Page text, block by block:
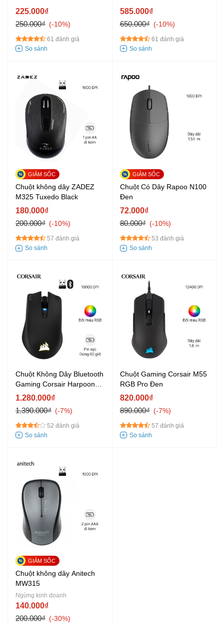
225.000₫
250.000₫
-10%
61 đánh giá
585.000₫
650.000₫
-10%
61 đánh giá
Chuột không dây ZADEZ
M325 Tuxedo Black
180.000₫
200.000₫
-10%
57 đánh giá
Chuột Có Dây Rapoo N100
Đen
72.000₫
80.000₫
-10%
53 đánh giá
Chuột Không Dây Bluetooth
Gaming Corsair Harpoon
RGB Đen
1.280.000₫
1.390.000₫
-7%
52 đánh giá
Chuột Gaming Corsair M55
RGB Pro Đen
820.000₫
890.000₫
-7%
57 đánh giá
Chuột không dây Anitech
MW315
Ngừng kinh doanh
140.000₫
200.000₫
-30%